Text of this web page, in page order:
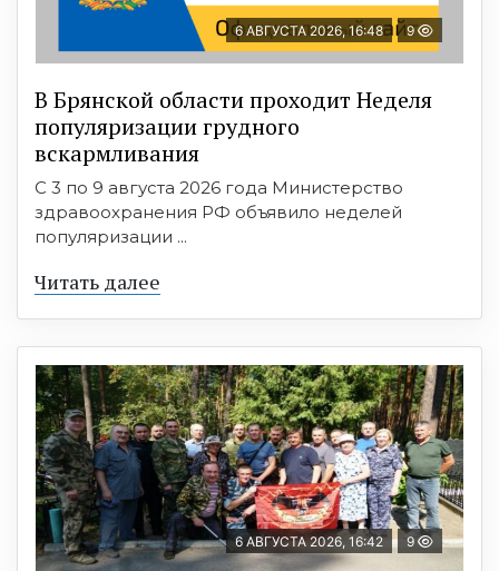
6 АВГУСТА 2026, 16:48 9
В Брянской области проходит Неделя
популяризации грудного
вскармливания
С 3 по 9 августа 2026 года Министерство
здравоохранения РФ объявило неделей
популяризации ...
Читать далее
6 АВГУСТА 2026, 16:42 9